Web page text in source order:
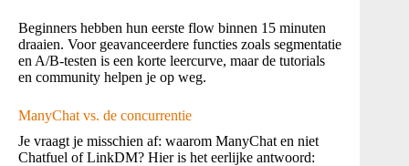
Beginners hebben hun eerste flow binnen 15 minuten
draaien. Voor geavanceerdere functies zoals segmentatie
en A/B-testen is een korte leercurve, maar de tutorials
en community helpen je op weg.
ManyChat vs. de concurrentie
Je vraagt je misschien af: waarom ManyChat en niet
Chatfuel of LinkDM? Hier is het eerlijke antwoord: